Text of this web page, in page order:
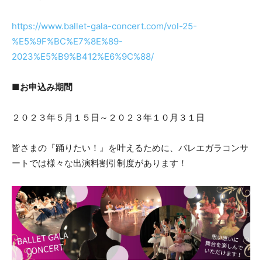
https://www.ballet-gala-concert.com/vol-25-
%E5%9F%BC%E7%8E%89-
2023%E5%B9%B412%E6%9C%88/
■お申込み期間
２０２３年５月１５日～２０２３年１０月３１日
皆さまの『踊りたい！』を叶えるために、バレエガラコンサ
ートでは様々な出演料割引制度があります！